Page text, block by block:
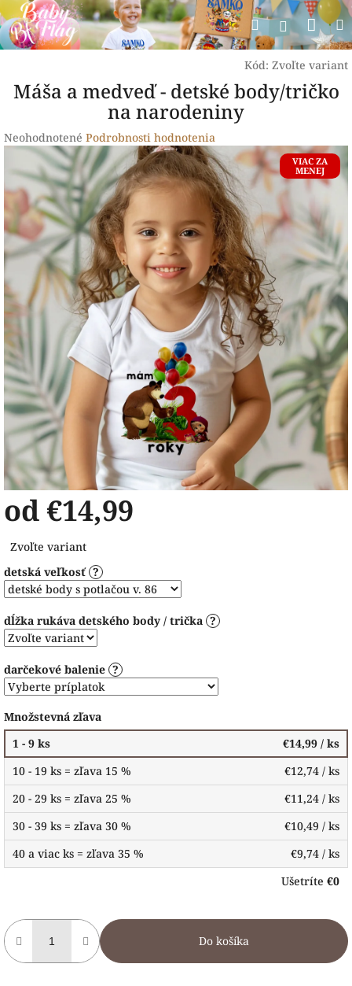
Prejsť
na
obsah
Hľadať
Kód: Zvoľte variant
Máša a medveď - detské body/tričko
na narodeniny
Priemerné
hodnotenie
produktu
je
0,0
z
5
hviezdičiek.
Neohodnotené Podrobnosti hodnotenia
VIAC ZA
MENEJ
od €14,99
cena:
Zvoľte variant
detská veľkosť ?
dĺžka rukáva detského body / trička ?
darčekové balenie ?
Množstevná zľava
1 - 9 ks
€14,99 / ks
10 - 19 ks = zľava 15 %
€12,74 / ks
20 - 29 ks = zľava 25 %
€11,24 / ks
30 - 39 ks = zľava 30 %
€10,49 / ks
40 a viac ks = zľava 35 %
€9,74 / ks
Ušetríte €0
Do košíka